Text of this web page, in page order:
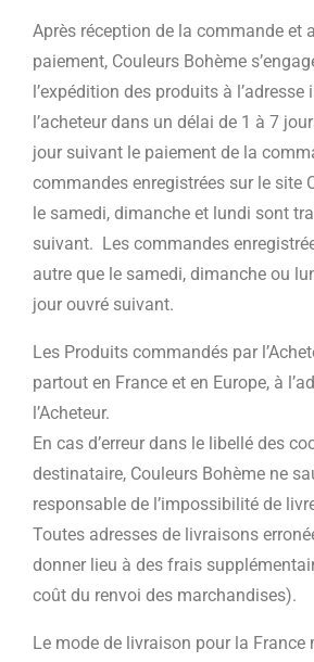
Après réception de la commande et
paiement, Couleurs Bohème
l’expédition des produits à l’adresse
l’acheteur dans un délai de 1 à 7
jour suivant le paiement de la
commandes enregistrées sur le site
le samedi, dimanche et lundi sont
suivant. Les commandes
autre que le samedi, dimanche ou
jour ouvré suivant.
Les Produits commandés par
partout en France et en Europe, à
l’Acheteur.
En cas d’erreur dans le libellé des
destinataire, Couleurs Bohème ne
responsable de l’impossibilité de
Toutes adresses de livraisons
donner lieu à des frais
coût du renvoi des marchandises).
Le mode de livraison pour la France